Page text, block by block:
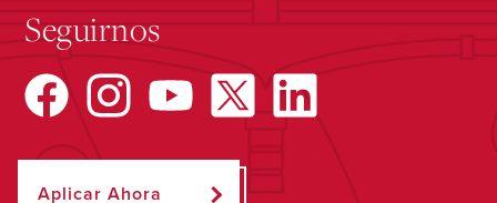
Seguirnos
Aplicar Ahora